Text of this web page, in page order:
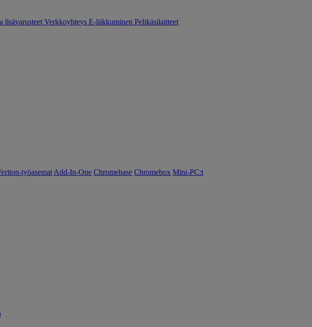
lisävarusteet Verkkoyhteys E-liikkuminen Pelikäsilaitteet
työasemat Add-In-One Chromebase Chromebox Mini-PC:t